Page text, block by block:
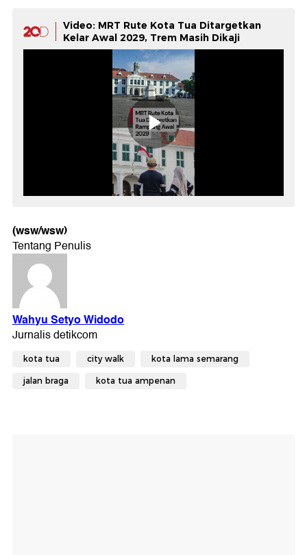
Video: MRT Rute Kota Tua Ditargetkan
Kelar Awal 2029, Trem Masih Dikaji
(wsw/wsw)
kota tua city walk kota lama semarang
jalan braga kota tua ampenan